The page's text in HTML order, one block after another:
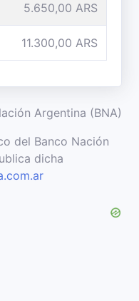
5.650,00 ARS
11.300,00 ARS
Argentina (BNA)
del Banco Nación
dicha